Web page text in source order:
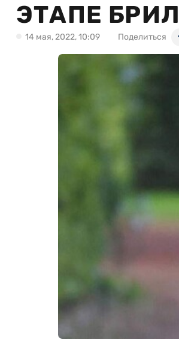
ЭТАПЕ
14 мая, 2022, 10:09 Поделиться